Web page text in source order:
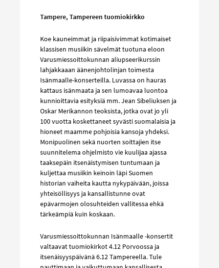
Tampere, Tampereen tuomiokirkko
Koe kauneimmat ja riipaisivimmat kotimaiset
klassisen musiikin sävelmät tuotuna eloon
Varusmiessoittokunnan aliupseerikurssin
lahjakkaaan äänenjohtolinjan toimesta
Isänmaalle-konserteilla. Luvassa on hauras
kattaus isänmaata ja sen lumoavaa luontoa
kunnioittavia esityksiä mm. Jean Sibeliuksen ja
Oskar Merikannon teoksista, jotka ovat jo yli
100 vuotta koskettaneet syvästi suomalaisia ja
hioneet maamme pohjoisia kansoja yhdeksi.
Monipuolinen sekä nuorten soittajien itse
suunnitelema ohjelmisto vie kuulijaa ajassa
taaksepäin itsenäistymisen tuntumaan ja
kuljettaa musiikin keinoin läpi Suomen
historian vaiheita kautta nykypäivään, joissa
yhteisöllisyys ja kansallistunne ovat
epävarmojen olosuhteiden vallitessa ehkä
tärkeämpiä kuin koskaan.
Varusmiessoittokunnan Isänmaalle -konsertit
valtaavat tuomiokirkot 4.12 Porvoossa ja
itsenäisyyspäivänä 6.12 Tampereella. Tule